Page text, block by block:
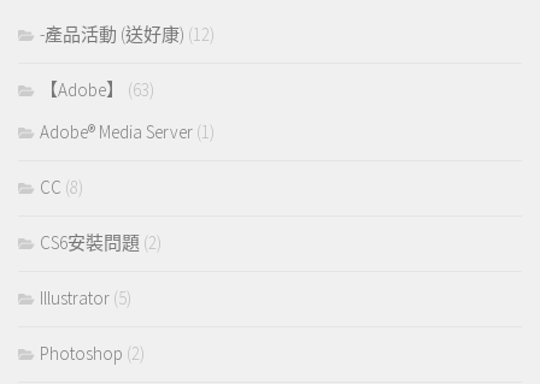
-產品活動 (送好康) (12)
【Adobe】
(63)
Adobe® Media Server (1)
CC (8)
CS6安裝問題 (2)
Illustrator (5)
Photoshop (2)